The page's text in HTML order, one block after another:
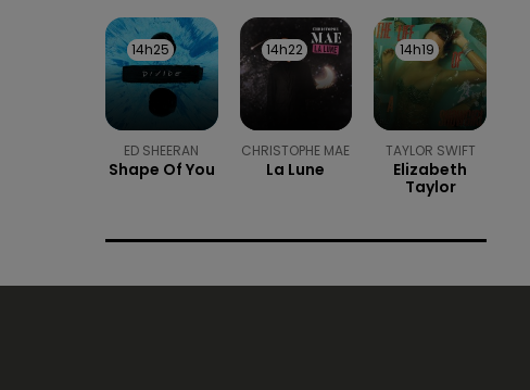
14h25
14h25
ED SHEERAN
Shape Of You
14h22
14h22
CHRISTOPHE MAE
La Lune
14h19
14h19
TAYLOR SWIFT
Elizabeth
Taylor